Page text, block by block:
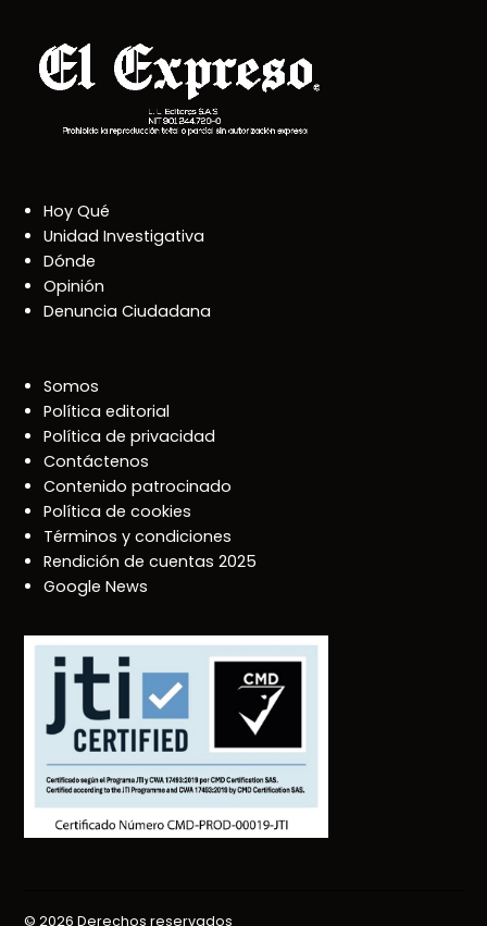
Hoy Qué
Unidad Investigativa
Dónde
Opinión
Denuncia Ciudadana
Somos
Política editorial
Política de privacidad
Contáctenos
Contenido patrocinado
Política de cookies
Términos y condiciones
Rendición de cuentas 2025
Google News
© 2026 Derechos reservados